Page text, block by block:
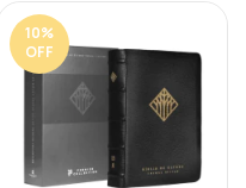
10%
OFF